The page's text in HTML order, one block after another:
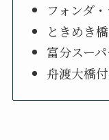
フォンダ
ときめき
富分スー
舟渡大橋